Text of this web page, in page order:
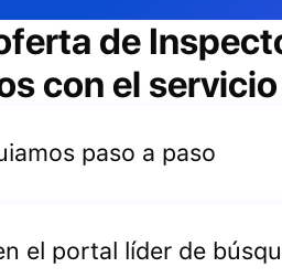
de
con el
paso a paso
el portal líder de